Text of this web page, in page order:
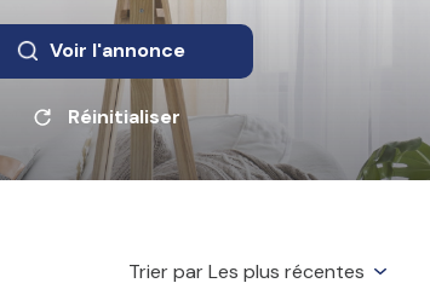
Voir l'annonce
Réinitialiser
Trier par Les plus récentes